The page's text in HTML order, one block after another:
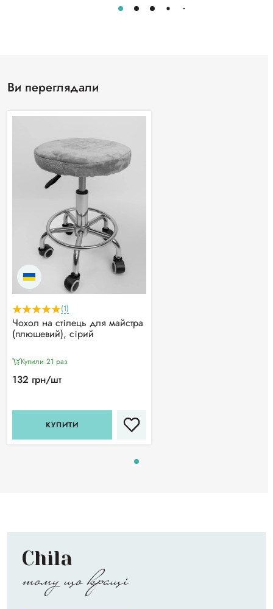
Ви переглядали
(1)
Чохол на стілець для майстра
(плюшевий), сірий
Купили 21 раз
132 грн/шт
КУПИТИ
Chila
тому що кращі